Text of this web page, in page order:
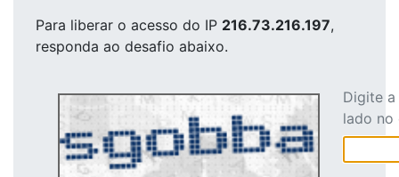
Para liberar o acesso do IP 216.73.216.197,
responda ao desafio abaixo.
Digite
lado no